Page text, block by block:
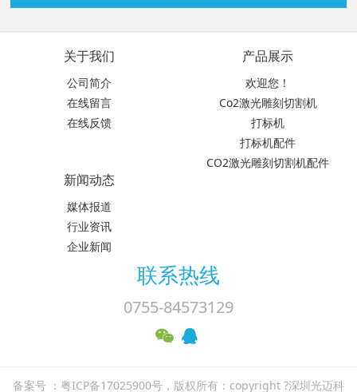
关于我们
公司简介
在线留言
在线反馈
产品展示
欢迎您！
Co2激光雕刻切割机
打标机
打标机配件
CO2激光雕刻切割机配件
新闻动态
媒体报道
行业资讯
企业新闻
联系热线
0755-84573129
备案号 ：粤ICP备17025900号，版权所有：copyright ?深圳光迈科